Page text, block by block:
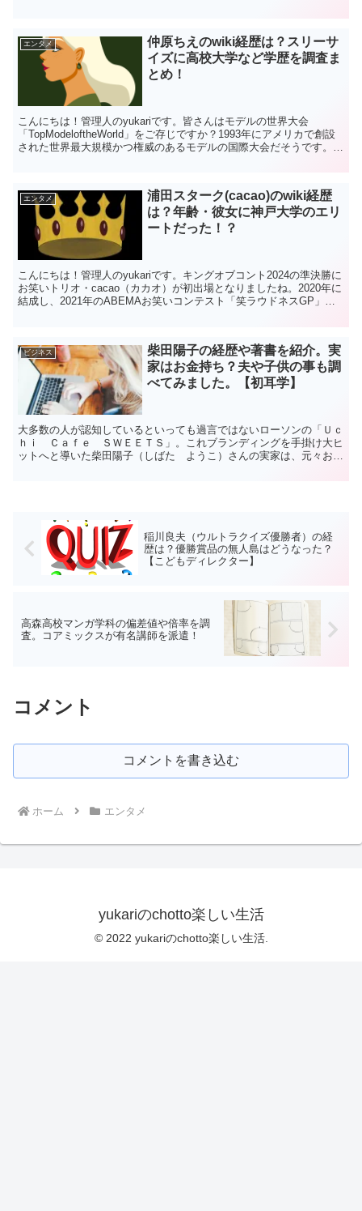
エンタメ
仲原ちえのwiki経歴は？スリーサ
イズに高校大学など学歴を調査ま
とめ！
こんにちは！管理人のyukariです。皆さんはモデルの世界大会
「TopModeloftheWorld」をご存じですか？1993年にアメリカで創設
された世界最大規模かつ権威のあるモデルの国際大会だそうです。今
エンタメ
浦田スターク(cacao)のwiki経歴
は？年齢・彼女に神戸大学のエリ
ートだった！？
こんにちは！管理人のyukariです。キングオブコント2024の準決勝に
お笑いトリオ・cacao（カカオ）が初出場となりましたね。2020年に
結成し、2021年のABEMAお笑いコンテスト「笑ラウドネスGP」で
ビジネス
柴田陽子の経歴や著書を紹介。実
家はお金持ち？夫や子供の事も調
べてみました。【初耳学】
大多数の人が認知しているといっても過言ではないローソンの「Ｕｃ
ｈｉ Ｃａｆｅ ＳＷＥＥＴＳ」。これブランディングを手掛け大ヒ
ットへと導いた柴田陽子（しばた ようこ）さんの実家は、元々お金
稲川良夫（ウルトラクイズ優勝者）の経
歴は？優勝賞品の無人島はどうなった？
【こどもディレクター】
高森高校マンガ学科の偏差値や倍率を調
査。コアミックスが有名講師を派遣！
コメント
コメントを書き込む
ホーム エンタメ
yukariのchotto楽しい生活
© 2022 yukariのchotto楽しい生活.